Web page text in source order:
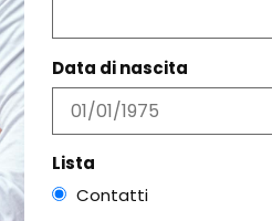
Data di nascita
Lista
Contatti